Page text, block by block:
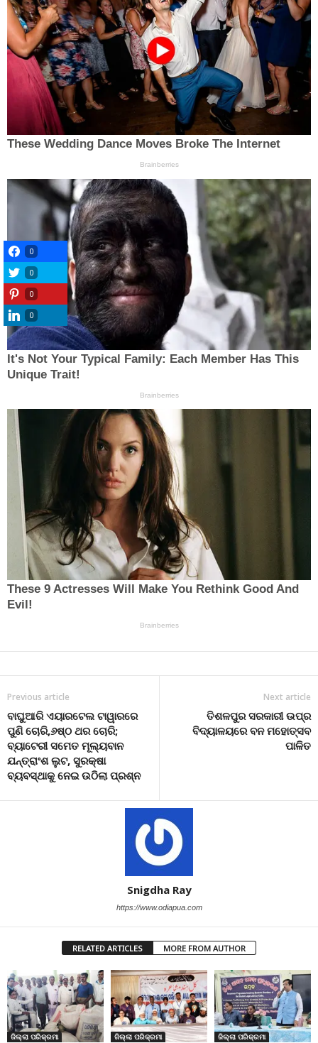
Previous article
ବାଘୁଆରି ଏୟାରଟେଲ ଟାୱାରରେ
ପୁଣି ଚୋରି,୬ଷ୍ଠ ଥର ଚୋରି;
ବ୍ୟାଟେରୀ ସମେତ ମୂଲ୍ୟବାନ
ଯନ୍ତ୍ରାଂଶ ଲୁଟ, ସୁରକ୍ଷା
ବ୍ୟବସ୍ଥାକୁ ନେଇ ଉଠିଲା ପ୍ରଶ୍ନ
Next article
ତିଶଳପୁର ସରକାରୀ ଉପ୍ର
ବିଦ୍ୟାଳୟରେ ବନ ମହୋତ୍ସବ
ପାଳିତ
Snigdha Ray
https://www.odiapua.com
RELATED ARTICLES MORE FROM AUTHOR
ଜିଲ୍ଲା ପରିକ୍ରମା ଜିଲ୍ଲା ପରିକ୍ରମା ଜିଲ୍ଲା ପରିକ୍ରମା
0
0
0
0